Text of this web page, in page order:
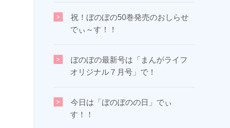
祝！ぼのぼの50巻発売のおしらせ
でぃ～す！！
ぼのぼの最新号は「まんがライフ
オリジナル７月号」で！
今日は「ぼのぼのの日」でぃ
す！！